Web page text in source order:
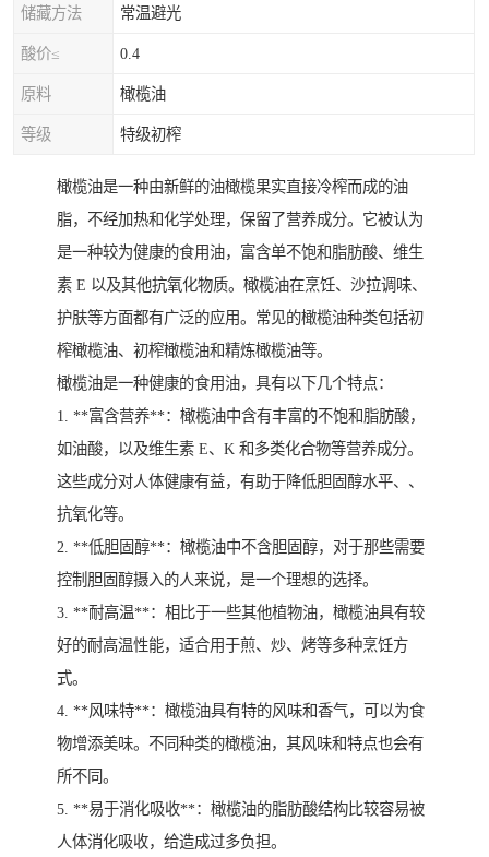
储藏方法 常温避光
酸价≤ 0.4
原料 橄榄油
等级 特级初榨
橄榄油是一种由新鲜的油橄榄果实直接冷榨而成的油
脂，不经加热和化学处理，保留了营养成分。它被认为
是一种较为健康的食用油，富含单不饱和脂肪酸、维生
素 E 以及其他抗氧化物质。橄榄油在烹饪、沙拉调味、
护肤等方面都有广泛的应用。常见的橄榄油种类包括初
榨橄榄油、初榨橄榄油和精炼橄榄油等。
橄榄油是一种健康的食用油，具有以下几个特点：
1. **富含营养**：橄榄油中含有丰富的不饱和脂肪酸，
如油酸，以及维生素 E、K 和多类化合物等营养成分。
这些成分对人体健康有益，有助于降低胆固醇水平、、
抗氧化等。
2. **低胆固醇**：橄榄油中不含胆固醇，对于那些需要
控制胆固醇摄入的人来说，是一个理想的选择。
3. **耐高温**：相比于一些其他植物油，橄榄油具有较
好的耐高温性能，适合用于煎、炒、烤等多种烹饪方
式。
4. **风味特**：橄榄油具有特的风味和香气，可以为食
物增添美味。不同种类的橄榄油，其风味和特点也会有
所不同。
5. **易于消化吸收**：橄榄油的脂肪酸结构比较容易被
人体消化吸收，给造成过多负担。